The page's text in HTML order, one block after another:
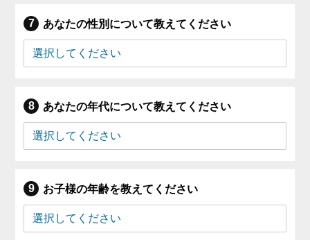
あなたの性別について教えてください
あなたの年代について教えてください
お子様の年齢を教えてください